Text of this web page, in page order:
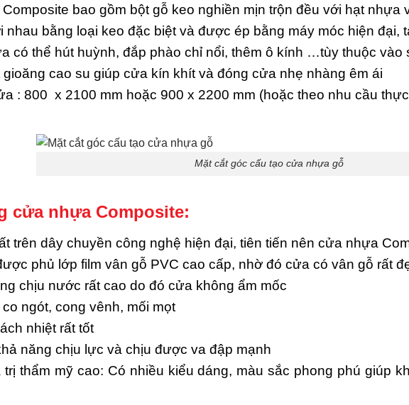
bao gồm bột gỗ keo nghiền mịn trộn đều với hạt nhựa
bằng loại keo đặc biệt và được ép bằng máy móc hiện đại,
có thể hút huỳnh, đắp phào chỉ nổi, thêm ô kính …tùy thuộc
cao su giúp cửa kín khít và đóng cửa nhẹ nhàng êm ái
: 800 x 2100 mm hoặc 900 x 2200 mm (hoặc theo nhu cầu
Mặt cắt góc cấu tạo cửa nhựa gỗ
cửa nhựa Composite:
trên dây chuyền công nghệ hiện đại, tiên tiến nên cửa nhựa
phủ lớp film vân gỗ PVC cao cấp, nhờ đó cửa có vân gỗ rất
chịu nước rất cao do đó cửa không ẩm mốc
ngót, cong vênh, mối mọt
nhiệt rất tốt
năng chịu lực và chịu được va đập mạnh
thẩm mỹ cao: Có nhiều kiểu dáng, màu sắc phong phú giúp